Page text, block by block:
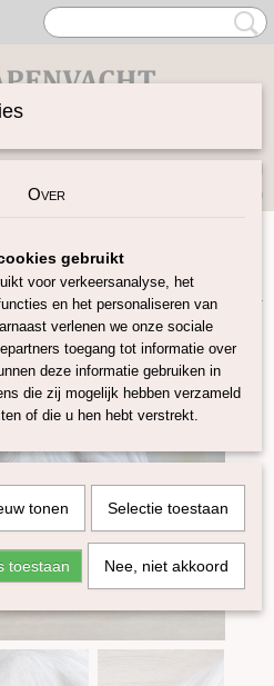
(0)
>Alpaca Tussah zijde mix
Over
gebruikt
voor verkeersanalyse, het
en het personaliseren van
verlenen we onze sociale
toegang tot informatie over
deze informatie gebruiken in
die zij mogelijk hebben verzameld
of die u hen hebt verstrekt.
tonen Selectie toestaan
toestaan Nee, niet akkoord